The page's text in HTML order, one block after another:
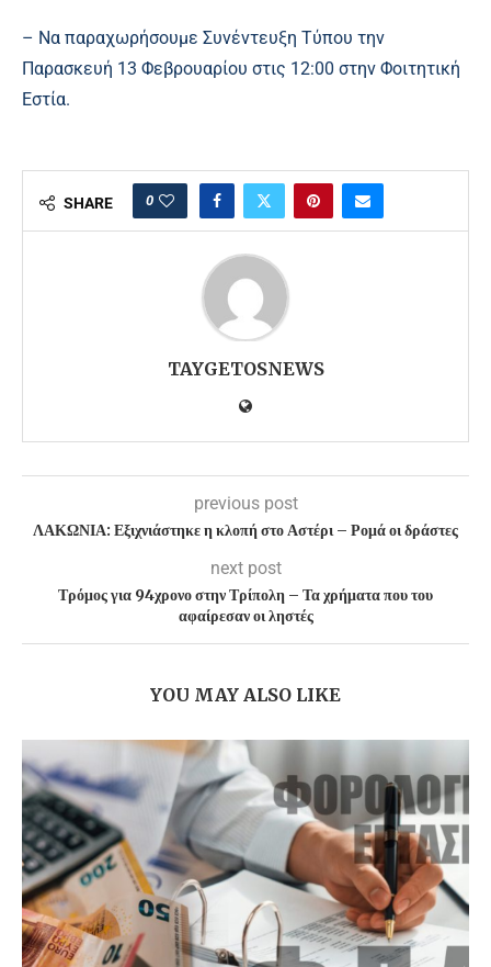
– Να παραχωρήσουμε Συνέντευξη Τύπου την
Παρασκευή 13 Φεβρουαρίου στις 12:00 στην Φοιτητική
Εστία.
SHARE 0
TAYGETOSNEWS
previous post
ΛΑΚΩΝΙΑ: Εξιχνιάστηκε η κλοπή στο Αστέρι – Ρομά οι δράστες
next post
Τρόμος για 94χρονο στην Τρίπολη – Τα χρήματα που του
αφαίρεσαν οι ληστές
YOU MAY ALSO LIKE